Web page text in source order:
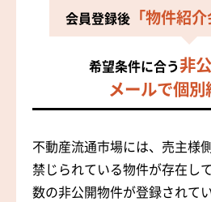
会員登録後 「物件紹
希望条件に合う非
メールで個別
不動産流通市場には、売主様
禁じられている物件が存在し
数の非公開物件が登録されてい